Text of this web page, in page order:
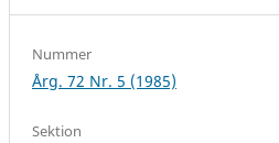
Nummer
Årg. 72 Nr. 5 (1985)
Sektion